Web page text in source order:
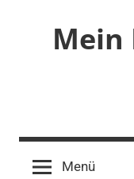
Mein
Menü